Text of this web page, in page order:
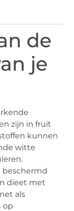
de
je
zijn in fruit
kunnen
witte
beschermd
dieet met
als
op